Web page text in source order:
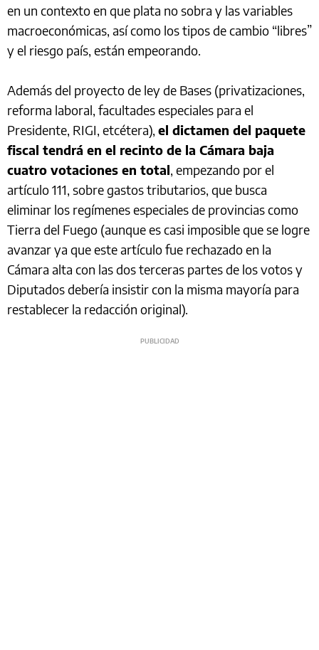
en un contexto en que plata no sobra y las variables
macroeconómicas, así como los tipos de cambio “libres”
y el riesgo país, están empeorando.
Además del proyecto de ley de Bases (privatizaciones,
reforma laboral, facultades especiales para el
Presidente, RIGI, etcétera), el dictamen del paquete
fiscal tendrá en el recinto de la Cámara baja
cuatro votaciones en total, empezando por el
artículo 111, sobre gastos tributarios, que busca
eliminar los regímenes especiales de provincias como
Tierra del Fuego (aunque es casi imposible que se logre
avanzar ya que este artículo fue rechazado en la
Cámara alta con las dos terceras partes de los votos y
Diputados debería insistir con la misma mayoría para
restablecer la redacción original).